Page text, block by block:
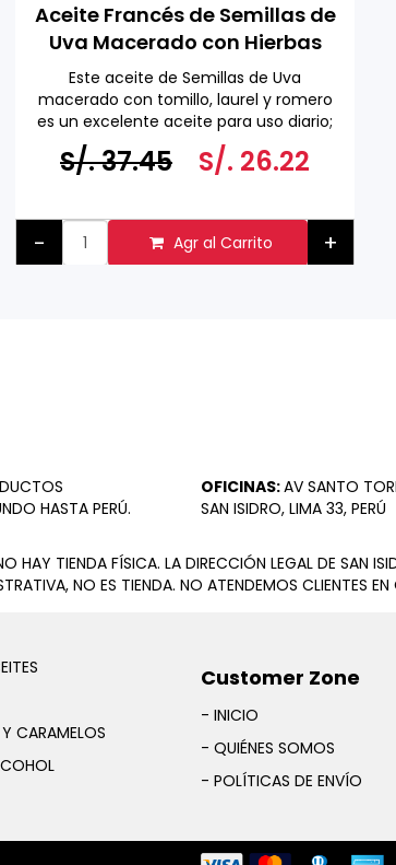
Aceite Francés de Semillas de
Uva Macerado con Hierbas
Aromáticas 1 L
Este aceite de Semillas de Uva
macerado con tomillo, laurel y romero
es un excelente aceite para uso diario;
es especialmente útil en salsas, sopas y
aderezos para pasta Se puede utilizar
Hecho en Francia
S/. 37.45 S/. 26.22
- Agr al Carrito +
HASTA PERÚ.
OFICINAS:AV SANTO
SAN ISIDRO, LIMA 33, PERÚ
HAY TIENDA FÍSICA. LA DIRECCIÓN LEGAL DE SAN
NO ES TIENDA. NO ATENDEMOS CLIENTES EN
CARAMELOS
Customer Zone
- INICIO
- QUIÉNES SOMOS
- POLÍTICAS DE ENVÍO